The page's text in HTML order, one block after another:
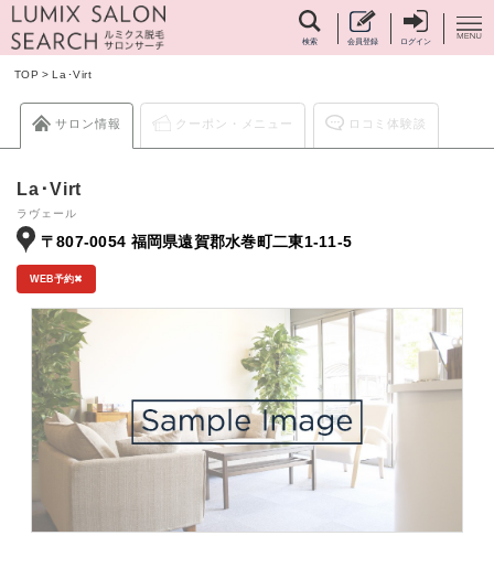
検索 会員登録 ログイン
TOP >La･Virt
サロン情報 クーポン・メニュー ロコミ体験談
La･Virt
ラヴェール
〒807-0054 福岡県遠賀郡水巻町二東1-11-5
WEB予約✖